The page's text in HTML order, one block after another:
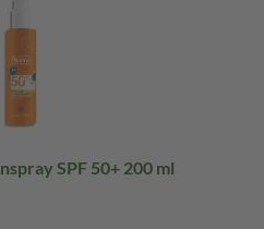
SPF 50+ 200 ml